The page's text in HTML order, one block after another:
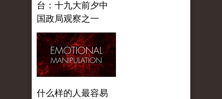
台：十九大前夕中
国政局观察之一
什么样的人最容易